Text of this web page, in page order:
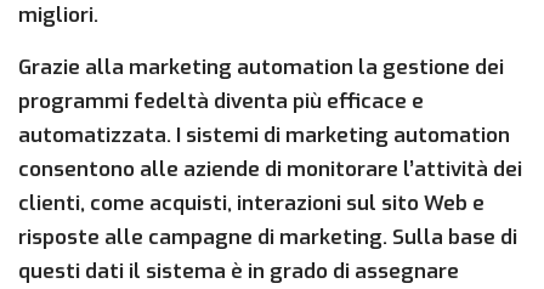
migliori.
Grazie alla marketing automation la gestione dei
programmi fedeltà diventa più efficace e
automatizzata. I sistemi di marketing automation
consentono alle aziende di monitorare l’attività dei
clienti, come acquisti, interazioni sul sito Web e
risposte alle campagne di marketing. Sulla base di
questi dati il ​​sistema è in grado di assegnare